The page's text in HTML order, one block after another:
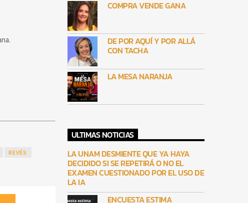
REVÉS
COMPRA VENDE GANA
DE POR AQUÍ Y POR ALLÁ
CON TACHA
LA MESA NARANJA
ULTIMAS NOTICIAS
LA UNAM DESMIENTE QUE YA HAYA
DECIDIDO SI SE REPETIRÁ O NO EL
EXAMEN CUESTIONADO POR EL USO DE
LA IA
ENCUESTA ESTIMA